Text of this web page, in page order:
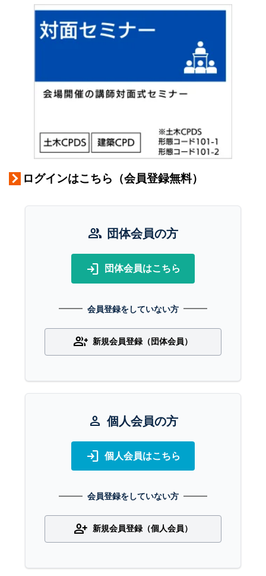
ログインはこちら（会員登録無料）
group 団体会員の方
login 団体会員はこちら
会員登録をしていない方
group_add 新規会員登録（団体会員）
person 個人会員の方
login 個人会員はこちら
会員登録をしていない方
person_add 新規会員登録（個人会員）